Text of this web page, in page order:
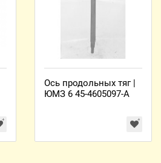
Ось продольных тяг |
ЮМЗ 6 45-4605097-А